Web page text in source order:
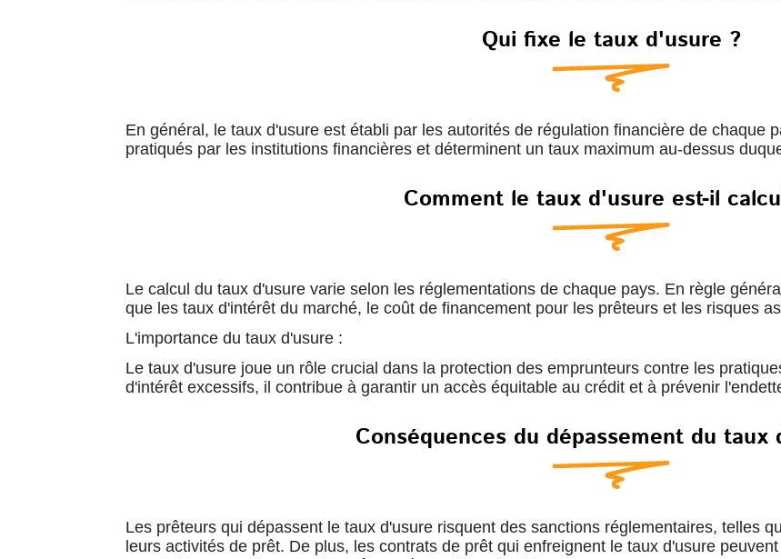
Qui fixe le taux d'usure ?
En général, le taux d'usure est établi par les autorités de régulation financière de chaque
pratiqués par les institutions financières et déterminent un taux maximum au-dessus
Comment le taux d'usure est-il
Le calcul du taux d'usure varie selon les réglementations de chaque pays. En règle
que les taux d'intérêt du marché, le coût de financement pour les prêteurs et les risques
L'importance du taux d'usure :
Le taux d'usure joue un rôle crucial dans la protection des emprunteurs contre les
d'intérêt excessifs, il contribue à garantir un accès équitable au crédit et à prévenir
Conséquences du dépassement du taux
Les prêteurs qui dépassent le taux d'usure risquent des sanctions réglementaires, telles
leurs activités de prêt. De plus, les contrats de prêt qui enfreignent le taux d'usure